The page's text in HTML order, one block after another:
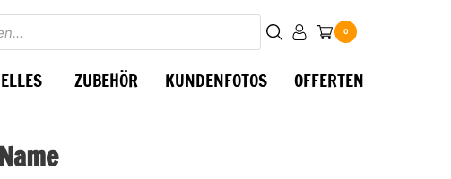
0
ZUBEHÖR KUNDENFOTOS OFFERTEN